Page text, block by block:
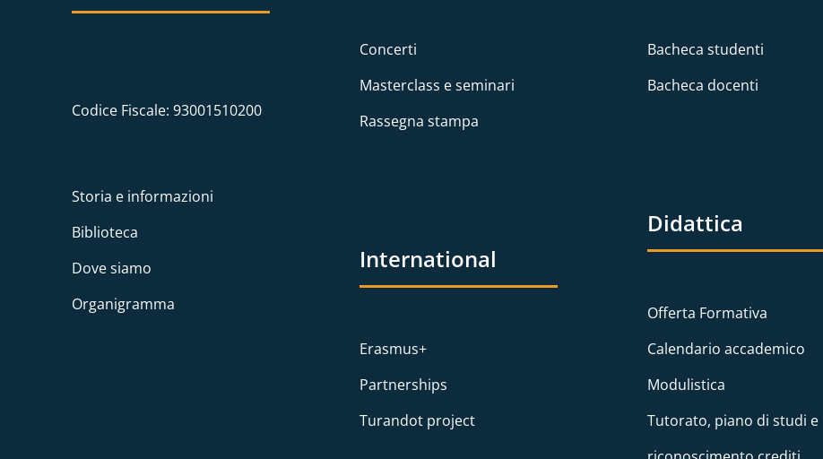
Codice Fiscale: 93001510200
Storia e informazioni
Biblioteca
Dove siamo
Organigramma
Concerti
Masterclass e seminari
Rassegna stampa
International
Erasmus+
Partnerships
Turandot project
Bacheca studenti
Bacheca docenti
Didattica
Offerta Formativa
Calendario accademico
Modulistica
Tutorato, piano di studi e